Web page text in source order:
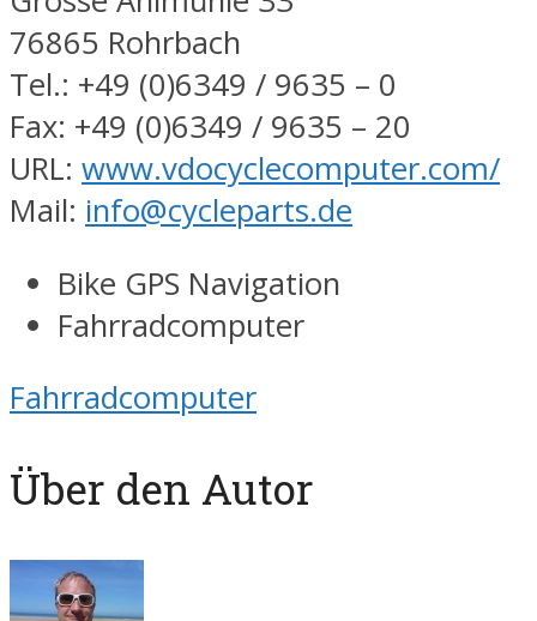
76865 Rohrbach
Tel.: +49 (0)6349 / 9635 – 0
Fax: +49 (0)6349 / 9635 – 20
URL: www.vdocyclecomputer.com/
Mail: info@cycleparts.de
Bike GPS Navigation
Fahrradcomputer
Fahrradcomputer
Über den Autor